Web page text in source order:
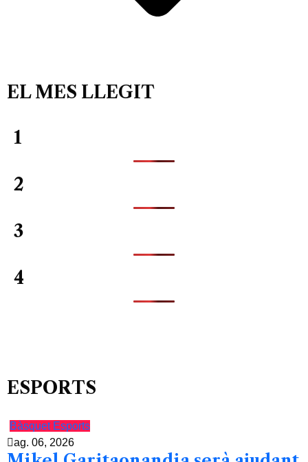
EL MES LLEGIT
1
2
3
4
ESPORTS
Bàsquet Esports
ag. 06, 2026